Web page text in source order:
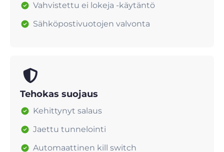
Vahvistettu ei lokeja -käytäntö
Sähköpostivuotojen valvonta
Tehokas suojaus
Kehittynyt salaus
Jaettu tunnelointi
Automaattinen kill switch